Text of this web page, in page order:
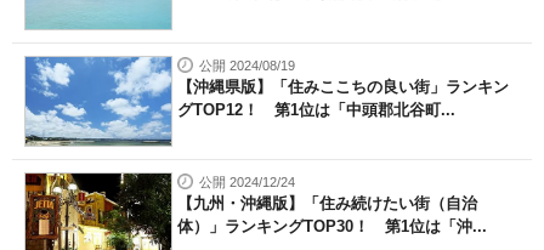
建設×テクノロジーの最前線
ちょっと気になるネットの話題
公開 2024/08/19
【沖縄県版】「住みここちの良い街」ランキン
グTOP12！ 第1位は「中頭郡北谷町...
公開 2024/12/24
【九州・沖縄版】「住み続けたい街（自治
体）」ランキングTOP30！ 第1位は「沖...